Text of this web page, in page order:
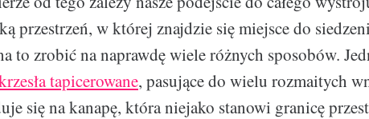
przestrzeń, w której znajdzie się miejsce do
to zrobić na naprawdę wiele różnych sposobów.
tapicerowane, pasujące do wielu rozmaitych
się na kanapę, która niejako stanowi granicę